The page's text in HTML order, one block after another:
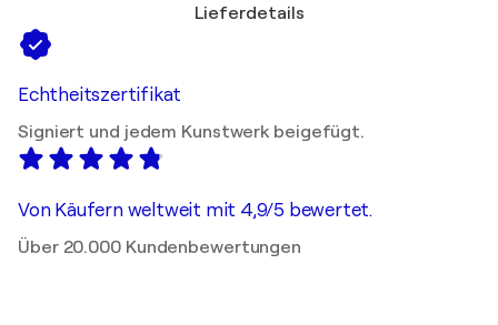
Lieferdetails
Echtheitszertifikat
Signiert und jedem Kunstwerk beigefügt.
Von Käufern weltweit mit 4,9/5 bewertet.
Über 20.000 Kundenbewertungen